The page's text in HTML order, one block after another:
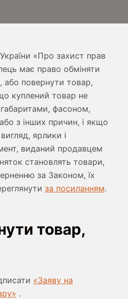
«Про захист прав
має право обміняти
або повернути товар,
куплений товар не
фасоном,
з інших причин, і якщо
ярлики і
виданий продавцем
становлять товари,
за Законом, їх
за посиланням.
товар,
«Заяву на
.